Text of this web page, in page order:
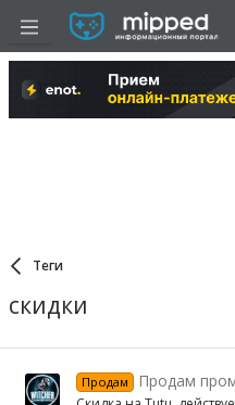
Теги
скидки
Продам Продам